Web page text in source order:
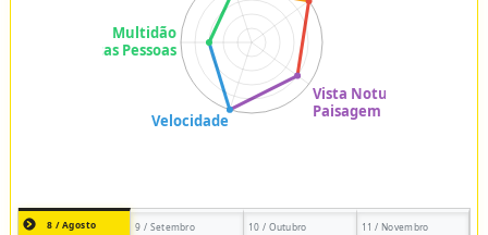
8 / Agosto 9 / Setembro 10 / Outubro 11 / Novembro